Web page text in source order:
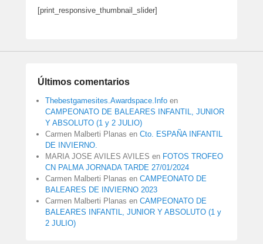
[print_responsive_thumbnail_slider]
Últimos comentarios
Thebestgamesites.Awardspace.Info en
CAMPEONATO DE BALEARES INFANTIL, JUNIOR
Y ABSOLUTO (1 y 2 JULIO)
Carmen Malberti Planas en Cto. ESPAÑA INFANTIL
DE INVIERNO.
MARIA JOSE AVILES AVILES en FOTOS TROFEO
CN PALMA JORNADA TARDE 27/01/2024
Carmen Malberti Planas en CAMPEONATO DE
BALEARES DE INVIERNO 2023
Carmen Malberti Planas en CAMPEONATO DE
BALEARES INFANTIL, JUNIOR Y ABSOLUTO (1 y
2 JULIO)